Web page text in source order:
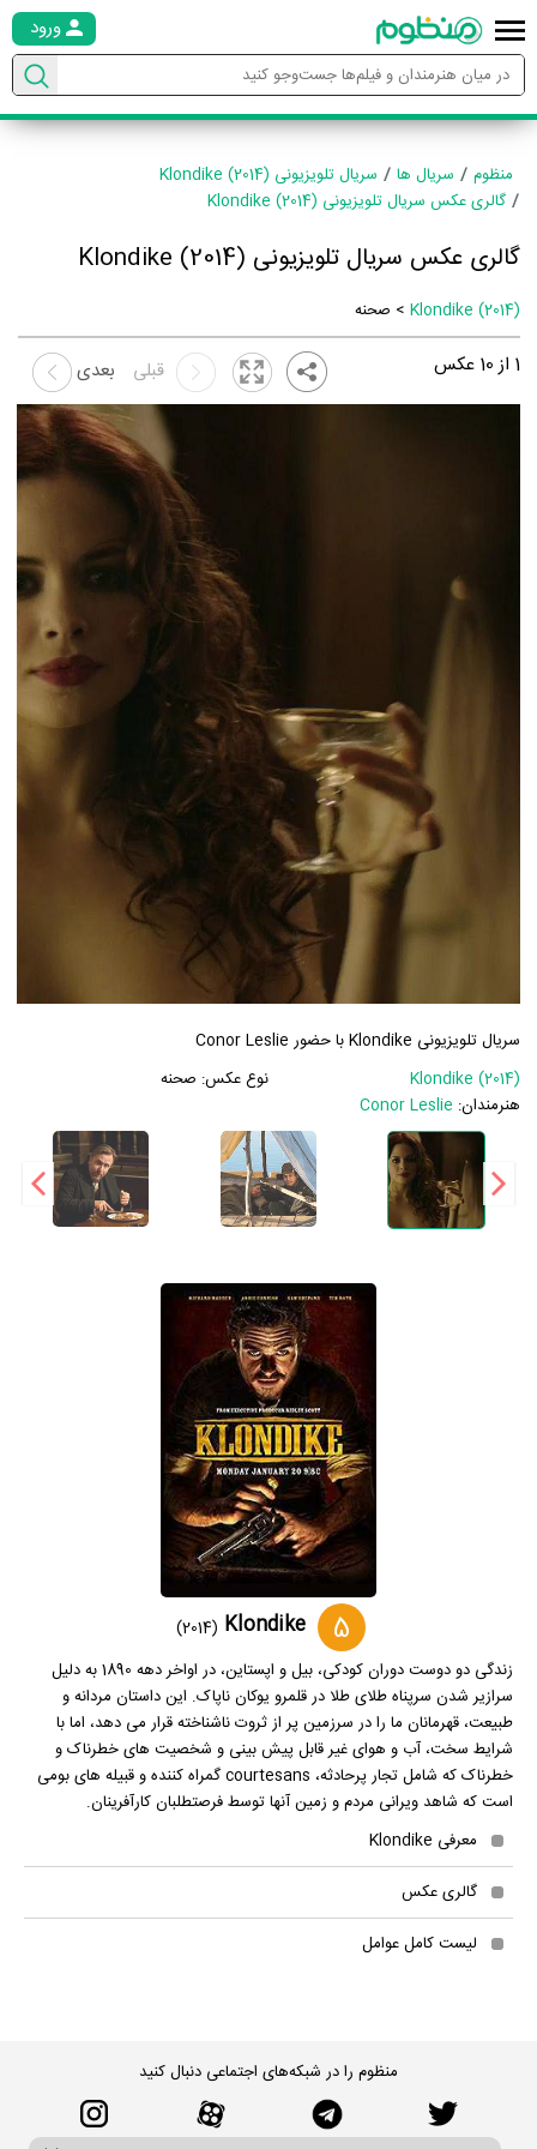
ورود
منظوم سریال ها
سریال تلویزیونی Klondike (2014)
گالری عکس سریال تلویزیونی Klondike (2014)
گالری عکس سریال تلویزیونی Klondike (2014)
Klondike (2014) > صحنه
1 از10 عکس بعدی قبلی
سریال تلویزیونی Klondike با حضور Conor Leslie
Klondike (2014)
نوع عکس: صحنه
هنرمندان: Conor Leslie
5
Klondike
(2014)
زندگی دو دوست دوران کودکی، بیل و اپستاین، در اواخر دهه 1890 به دلیل
سرازیر شدن سرپناه طلای طلا در قلمرو یوکان ناپاک. این داستان مردانه و
طبیعت، قهرمانان ما را در سرزمین پر از ثروت ناشناخته قرار می دهد، اما با
شرایط سخت، آب و هوای غیر قابل پیش بینی و شخصیت های خطرناک و
خطرناک که شامل تجار پرحادثه، courtesans گمراه کننده و قبیله های بومی
است که شاهد ویرانی مردم و زمین آنها توسط فرصتطلبان کارآفرینان.
معرفی Klondike
گالری عکس
لیست کامل عوامل
منظوم را در شبکه‌های اجتماعی دنبال کنید